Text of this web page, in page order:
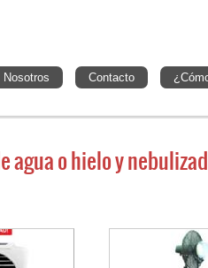
Nosotros Contacto
agua o hielo y